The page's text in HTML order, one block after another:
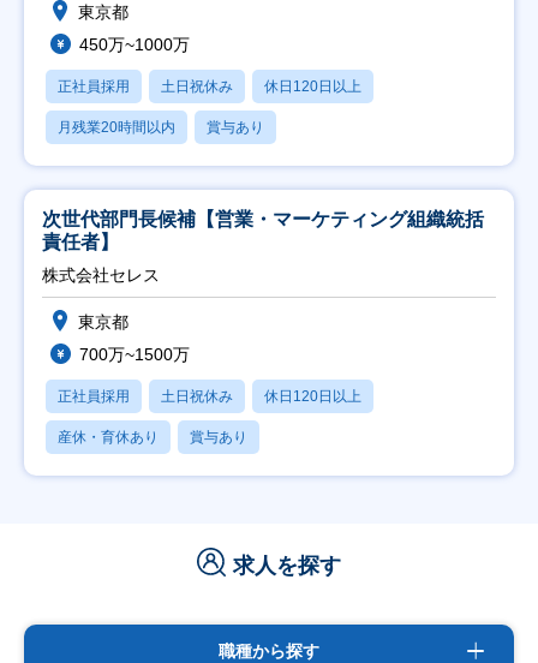
東京都
450万~1000万
正社員採用 土日祝休み 休日120日以上
月残業20時間以内 賞与あり
次世代部門長候補【営業・マーケティング組織統括
責任者】
株式会社セレス
東京都
700万~1500万
正社員採用 土日祝休み 休日120日以上
産休・育休あり 賞与あり
求人を探す
職種から探す